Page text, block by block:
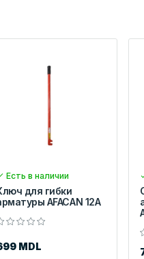
Есть в наличии
для гибки
AFACAN 12А
MDL